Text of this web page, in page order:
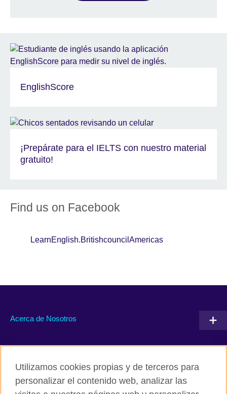
EnglishScore
¡Prepárate para el IELTS con nuestro material
gratuito!
Find us on Facebook
LearnEnglish.BritishcouncilAmericas
Acerca de Nosotros
Utilizamos cookies propias y de terceros para
personalizar el contenido web, analizar las